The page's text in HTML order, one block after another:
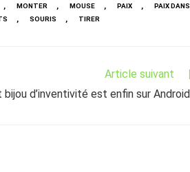
, MONTER , MOUSE , PAIX ,
PAIX DANS
, SOURIS , TIRER
Article suivant
d’inventivité est enfin sur